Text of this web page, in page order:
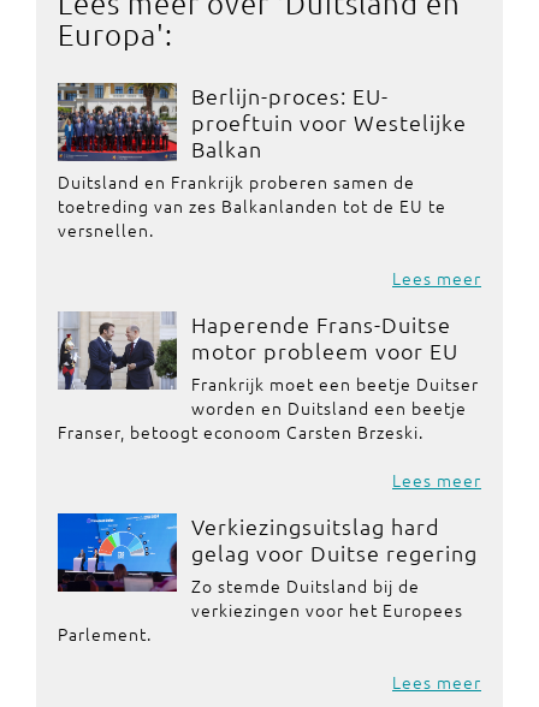
Europa':
Berlijn-proces: EU-
proeftuin voor Westelijke
Balkan
Duitsland en Frankrijk proberen samen de
toetreding van zes Balkanlanden tot de EU te
versnellen.
Lees meer
Haperende Frans-Duitse
motor probleem voor EU
Frankrijk moet een beetje Duitser
worden en Duitsland een beetje
Franser, betoogt econoom Carsten Brzeski.
Lees meer
Verkiezingsuitslag hard
gelag voor Duitse regering
Zo stemde Duitsland bij de
verkiezingen voor het Europees
Parlement.
Lees meer